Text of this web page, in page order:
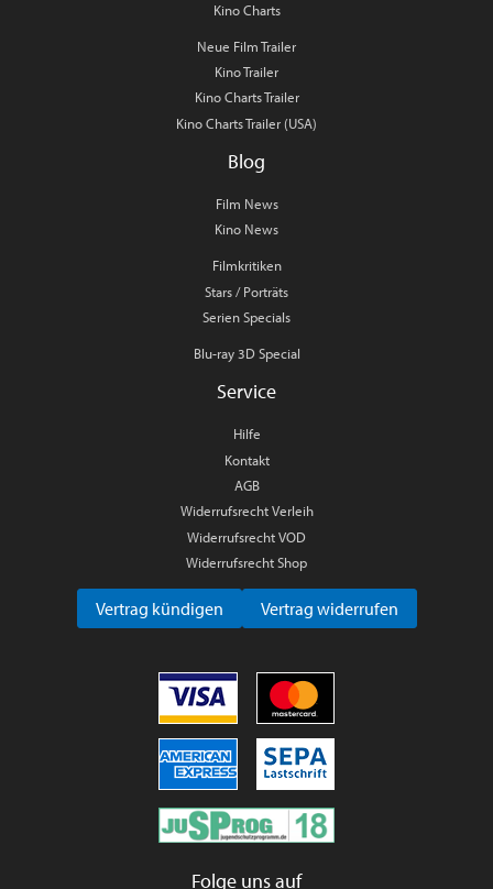
Kino Charts
Neue Film Trailer
Kino Trailer
Kino Charts Trailer
Kino Charts Trailer (USA)
Blog
Film News
Kino News
Filmkritiken
Stars / Porträts
Serien Specials
Blu-ray 3D Special
Service
Hilfe
Kontakt
AGB
Widerrufsrecht Verleih
Widerrufsrecht VOD
Widerrufsrecht Shop
Vertrag kündigen Vertrag widerrufen
Folge uns auf